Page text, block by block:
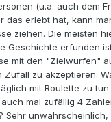
(u.a. auch dem
das erlebt hat, kann
ziehen. Die meisten
Geschichte erfunden
mit den "Zielwürfen"
Zufall zu akzeptieren:
mit Roulette zu
mal zufällig 4
Sehr